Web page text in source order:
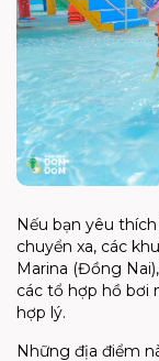
Nếu bạn yêu
chuyển xa, các
Marina (Đồng
các tổ hợp hồ bơi
hợp lý.
Những địa điểm